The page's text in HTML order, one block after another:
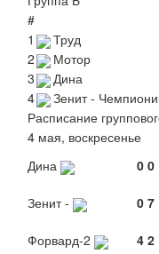
#
1
Труд
2
Мотор
3
Дина
4
Зенит -
Расписание
4 мая, воскресенье
Дина
0 0
Зенит -
0 7
Форвард-2
4 2